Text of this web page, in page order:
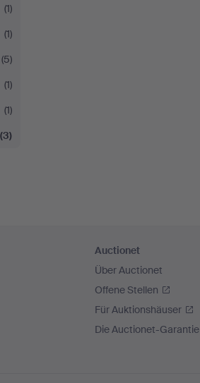
(1)
(1)
(5)
(1)
(1)
(3)
Auctionet
Über Auctionet
Offene Stellen
Für Auktionshäuser
Die Auctionet-Garantie